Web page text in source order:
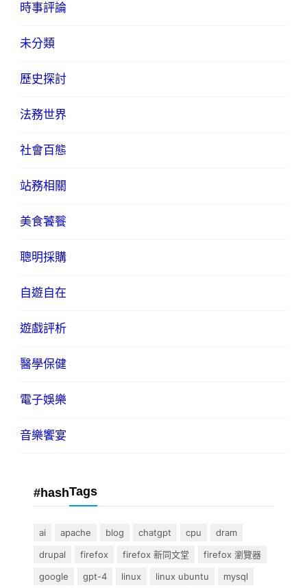
時事評論
未分類
歷史探討
法務世界
社會百態
站務相關
美食饕餮
聰明採購
自遊自在
遊戲評析
醫學保健
電子娛樂
音樂饗宴
#hashTags
ai apache blog chatgpt cpu
dram
drupal
firefox firefox 新同文堂
firefox 瀏覽器
google
gpt-4 linux linux ubuntu
mysql